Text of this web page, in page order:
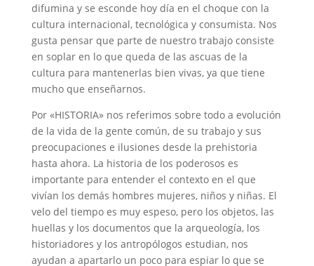
difumina y se esconde hoy día en el choque con la
cultura internacional, tecnológica y consumista. Nos
gusta pensar que parte de nuestro trabajo consiste
en soplar en lo que queda de las ascuas de la
cultura para mantenerlas bien vivas, ya que tiene
mucho que enseñarnos.
Por «HISTORIA» nos referimos sobre todo a evolución
de la vida de la gente común, de su trabajo y sus
preocupaciones e ilusiones desde la prehistoria
hasta ahora. La historia de los poderosos es
importante para entender el contexto en el que
vivían los demás hombres mujeres, niños y niñas. El
velo del tiempo es muy espeso, pero los objetos, las
huellas y los documentos que la arqueología, los
historiadores y los antropólogos estudian, nos
ayudan a apartarlo un poco para espiar lo que se